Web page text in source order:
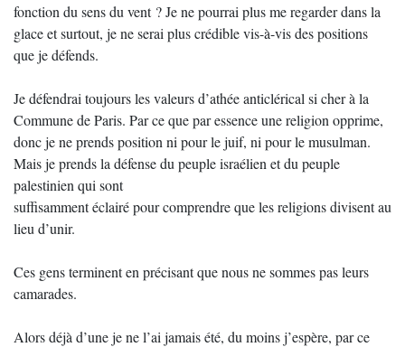
fonction du sens du vent ? Je ne pourrai plus me regarder dans la
glace et surtout, je ne serai plus crédible vis-à-vis des positions
que je défends.
Je défendrai toujours les valeurs d’athée anticlérical si cher à la
Commune de Paris. Par ce que par essence une religion opprime,
donc je ne prends position ni pour le juif, ni pour le musulman.
Mais je prends la défense du peuple israélien et du peuple
palestinien qui sont
suffisamment éclairé pour comprendre que les religions divisent au
lieu d’unir.
Ces gens terminent en précisant que nous ne sommes pas leurs
camarades.
Alors déjà d’une je ne l’ai jamais été, du moins j’espère, par ce